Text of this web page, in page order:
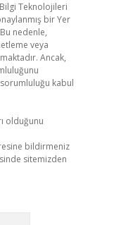
Bilgi Teknolojileri
bir Yer
nedenle,
veya
Ancak,
kabul
olduğunu
bildirmeniz
sitemizden